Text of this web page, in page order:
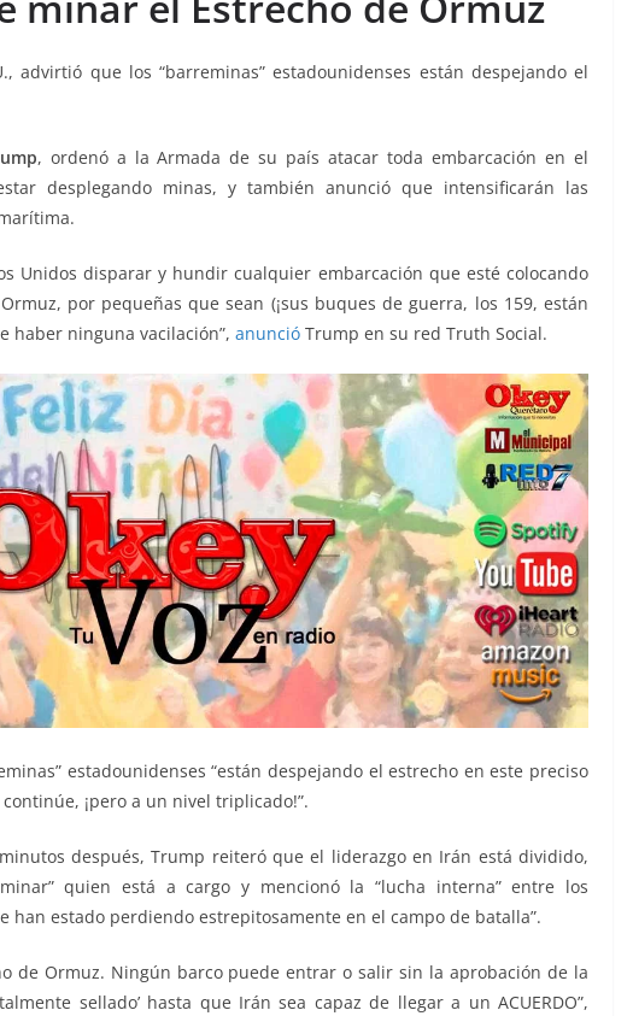
advirtió que los “barreminas” estadounidenses están despejando el
, ordenó a la Armada de su país atacar toda embarcación en el
desplegando minas, y también anunció que intensificarán las
Unidos disparar y hundir cualquier embarcación que esté colocando
por pequeñas que sean (¡sus buques de guerra, los 159, están
haber ninguna vacilación”, anunció Trump en su red Truth Social.
estadounidenses “están despejando el estrecho en este preciso
¡pero a un nivel triplicado!”.
después, Trump reiteró que el liderazgo en Irán está dividido,
quien está a cargo y mencionó la “lucha interna” entre los
han estado perdiendo estrepitosamente en el campo de batalla”.
de Ormuz. Ningún barco puede entrar o salir sin la aprobación de la
sellado’ hasta que Irán sea capaz de llegar a un ACUERDO”,